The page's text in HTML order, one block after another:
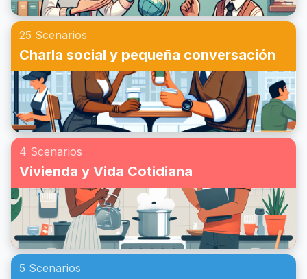
25 Scenarios
Charla social y pequeña conversación
4 Scenarios
Vivienda y Vida Cotidiana
5 Scenarios